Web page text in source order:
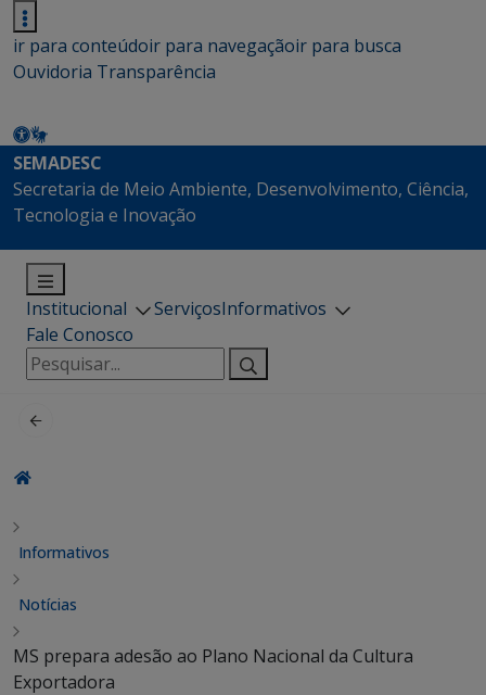
ir para conteúdoir para navegaçãoir para busca
Ouvidoria Transparência
SEMADESC
Secretaria de Meio Ambiente, Desenvolvimento, Ciência,
Tecnologia e Inovação
Institucional ServiçosInformativos
Fale Conosco
Pesquisar
por:
Informativos
Notícias
MS prepara adesão ao Plano Nacional da Cultura
Exportadora